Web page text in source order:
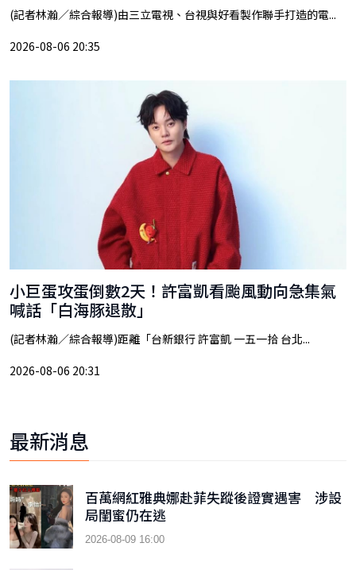
(記者林瀚／綜合報導)由三立電視、台視與好看製作聯手打造的電...
2026-08-06 20:35
小巨蛋攻蛋倒數2天！許富凱看颱風動向急集氣
喊話「白海豚退散」
(記者林瀚／綜合報導)距離「台新銀行 許富凱 一五一拾 台北...
2026-08-06 20:31
最新消息
百萬網紅雅典娜赴菲失蹤後證實遇害 涉設
局閨蜜仍在逃
2026-08-09 16:00